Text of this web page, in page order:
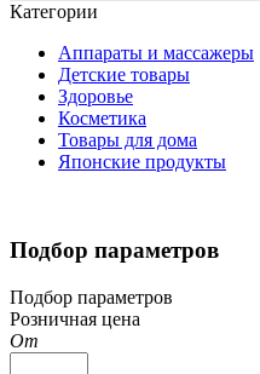
Категории
Аппараты и массажеры
Детские товары
Здоровье
Косметика
Товары для дома
Японские продукты
Подбор параметров
Подбор параметров
Розничная цена
От